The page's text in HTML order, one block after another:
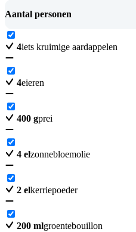
Aantal personen
4iets kruimige aardappelen
4eieren
400 gprei
4 elzonnebloemolie
2 elkerriepoeder
200 mlgroentebouillon